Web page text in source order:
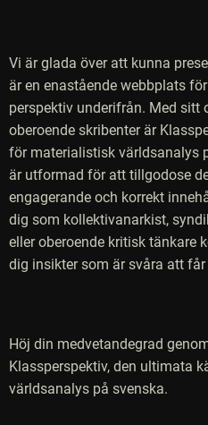
Vi är glada över att kunna
är en enastående webbplats
perspektiv underifrån. Med sitt
oberoende skribenter är
för materialistisk världsanalys
är utformad för att tillgodose
engagerande och korrekt
dig som kollektivanarkist,
eller oberoende kritisk tänkare
dig insikter som är svåra att
Höj din medvetandegrad
Klassperspektiv, den ultimata
världsanalys på svenska.